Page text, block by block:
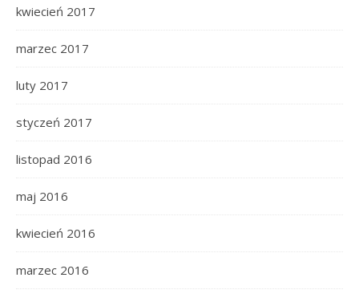
kwiecień 2017
marzec 2017
luty 2017
styczeń 2017
listopad 2016
maj 2016
kwiecień 2016
marzec 2016